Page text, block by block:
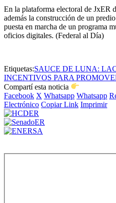
En la plataforma electoral de JxER
además la construcción de un
puesta en marcha de un programa
oficios digitales. (Federal al Día)
Etiquetas:SAUCE DE LUNA:
INCENTIVOS PARA
Compartí esta noticia
Facebook X Whatsapp Whatsapp
Electrónico Copiar Link Imprimir